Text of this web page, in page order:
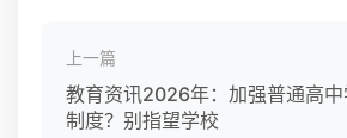
上一篇
教育资讯2026年：加强普通高
制度？别指望学校